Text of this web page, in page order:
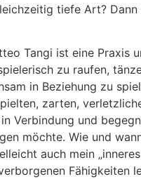
tiefe Art?
Tangi ist eine Praxis
zu raufen,
in Beziehung zu
zarten,
Verbindung und
möchte. Wie und
auch mein
Fähigkeiten